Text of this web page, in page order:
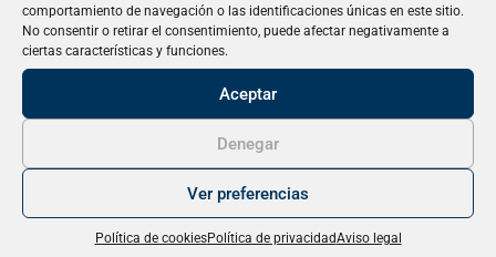
comportamiento de navegación o las identificaciones únicas en este sitio.
No consentir o retirar el consentimiento, puede afectar negativamente a
ciertas características y funciones.
Aceptar
Denegar
Ver preferencias
Política de cookiesPolítica de privacidadAviso legal
La aplicación de la inteligencia artificial en la
administración local también abre nuevas
posibilidades en ámbitos como los servicios
sociales, la sostenibilidad, la movilidad urbana o la
gestión de incidencias. Gracias al análisis de
grandes volúmenes de datos, estas herramientas
pueden ayudar a identificar necesidades